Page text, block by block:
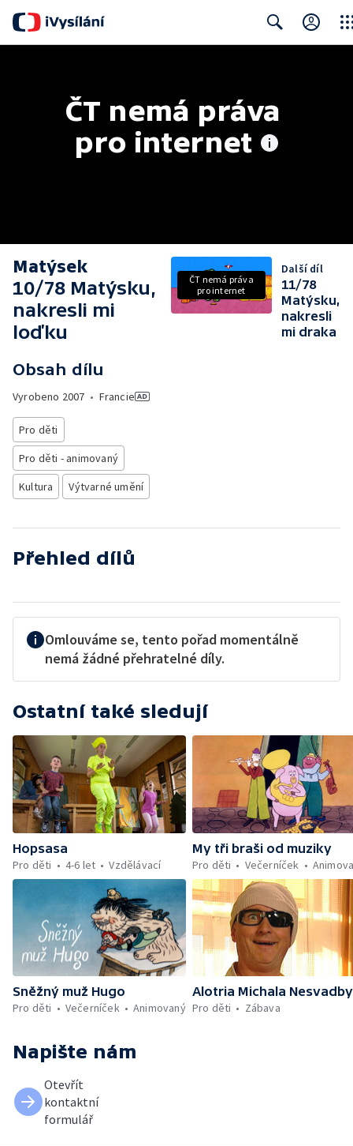
ČT nemá práva
pro internet
Matýsek
10/78 Matýsku,
nakresli mi
loďku
Obsah dílu
Vyrobeno 2007 • Francie
Pro děti
Pro děti - animovaný
Kultura
Výtvarné umění
ČT nemá práva
pro internet
Další díl
11/78
Matýsku,
nakresli
mi draka
Přehled dílů
Omlouváme se, tento pořad momentálně
nemá žádné přehratelné díly.
Ostatní také sledují
Hopsasa
Pro děti
4-6 let Vzdělávací
My tři braši od muziky
Pro děti
Večerníček
Sněžný muž Hugo
Pro děti
Večerníček Animovaný
Alotria Michala Nesvadby
Pro děti
Zábava
Napište nám
Otevřít
kontaktní
formulář